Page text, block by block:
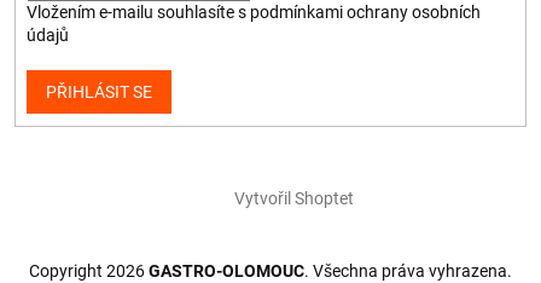
Vložením e-mailu souhlasíte s podmínkami ochrany osobních
údajů
PŘIHLÁSIT SE
Vytvořil Shoptet
Copyright 2026GASTRO-OLOMOUC. Všechna práva vyhrazena.